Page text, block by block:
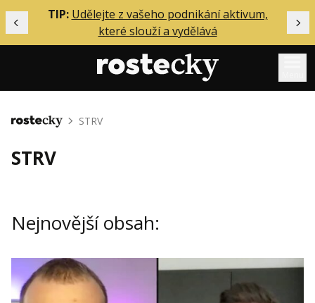
Předchozí
TIP: Udělejte z vašeho podnikání aktivum,
které slouží a vydělává
Mentoring
Solo
Inzerce
Přihlášení
Domů STRV
STRV
Nejnovější obsah: